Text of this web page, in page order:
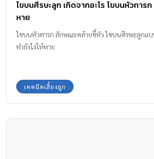
ไขบนศีรษะลูก เกิดจากอะไร ไขบนหัวทาร
หาย
ไขบนหัวทารก ลักษณะคล้ายขี้หัว ไขบนศีรษะลูกแบ
ทำยังไงให้หาย
เทคนิคเลี้ยงลูก